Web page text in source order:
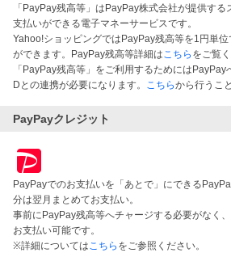
「PayPay残高等」はPayPay株式会社が提供す
支払いができる電子マネーサービスです。
Yahoo!ショッピングではPayPay残高等を1円単
ができます。PayPay残高等詳細はこちら をご覧く
「PayPay残高等」をご利用するためにはPayPay
Dとの連携が必要になります。 こちらから行うこ
PayPayクレジット
PayPayでのお支払いを「あとで」にできる
分は翌月まとめてお支払い。
事前にPayPay残高等へチャージする必要がなく
お支払い可能です。
※詳細についてはこちら をご参照ください。